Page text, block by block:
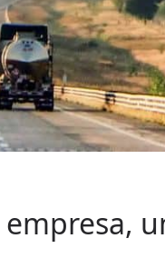
r
i
d
a
d
V
l